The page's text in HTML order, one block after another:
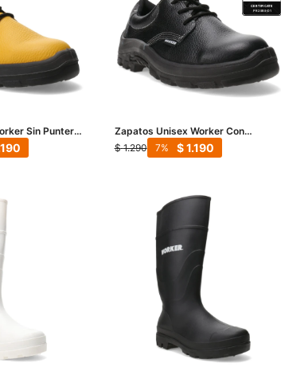
Sin Puntera
Zapatos Unisex Worker Con
Puntera de Acero - Negro
$ 1.290 $1.190
7